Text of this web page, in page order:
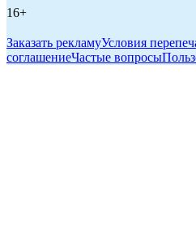
16+
Заказать рекламуУсловия
соглашениеЧастые вопросы